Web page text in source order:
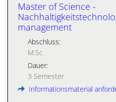
Master of Science -
management
Abschluss:
M.Sc.
Dauer:
3 Semester
Informationsmaterial